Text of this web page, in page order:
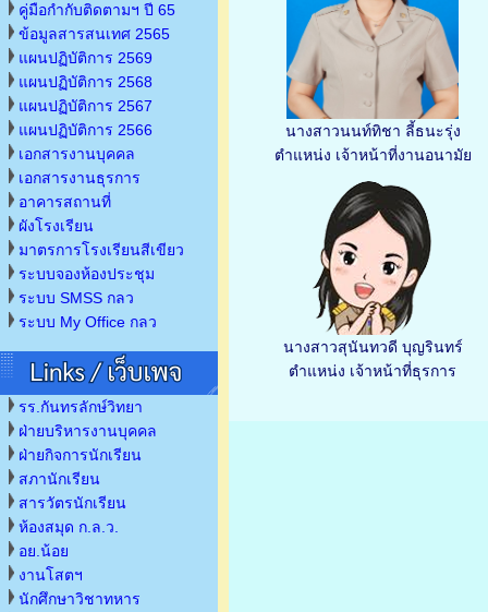
คู่มือกำกับติดตามฯ ปี 65
ข้อมูลสารสนเทศ 2565
แผนปฏิบัติการ 2569
แผนปฏิบัติการ 2568
แผนปฏิบัติการ 2567
แผนปฏิบัติการ 2566
เอกสารงานบุคคล
เอกสารงานธุรการ
อาคารสถานที่
ผังโรงเรียน
มาตรการโรงเรียนสีเขียว
ระบบจองห้องประชุม
ระบบ SMSS กลว
ระบบ My Office กลว
รร.กันทรลักษ์วิทยา
ฝ่ายบริหารงานบุคคล
ฝ่ายกิจการนักเรียน
สภานักเรียน
สารวัตรนักเรียน
ห้องสมุด ก.ล.ว.
อย.น้อย
งานโสตฯ
นักศึกษาวิชาทหาร
นางสาวนนท์ทิชา ลี้ธนะรุ่ง
ตำแหน่ง เจ้าหน้าที่งานอนามัย
นางสาวสุนันทวดี บุญรินทร์
ตำแหน่ง เจ้าหน้าที่ธุรการ